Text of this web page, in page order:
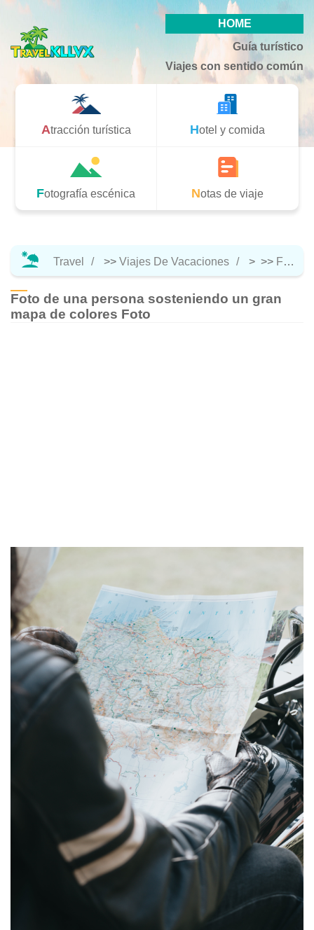
HOME
Guía turístico
Viajes con sentido común
Atracción turística Hotel y comida
Fotografía escénica Notas de viaje
Travel >> Viajes De Vacaciones > >> Fotografía Escénica
Foto de una persona sosteniendo un gran
mapa de colores Foto